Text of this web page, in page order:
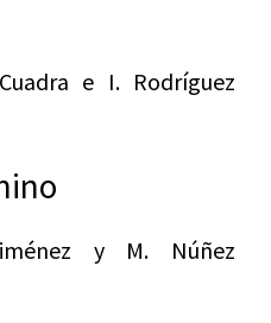
e I. Rodríguez
y M. Núñez